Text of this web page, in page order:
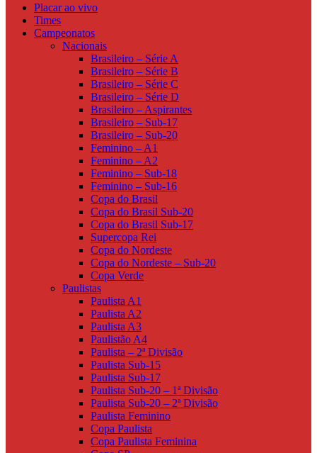
Placar ao vivo
Times
Campeonatos
Nacionais
Brasileiro – Série A
Brasileiro – Série B
Brasileiro – Série C
Brasileiro – Série D
Brasileiro – Aspirantes
Brasileiro – Sub-17
Brasileiro – Sub-20
Feminino – A1
Feminino – A2
Feminino – Sub-18
Feminino – Sub-16
Copa do Brasil
Copa do Brasil Sub-20
Copa do Brasil Sub-17
Supercopa Rei
Copa do Nordeste
Copa do Nordeste – Sub-20
Copa Verde
Paulistas
Paulista A1
Paulista A2
Paulista A3
Paulistão A4
Paulista – 2ª Divisão
Paulista Sub-15
Paulista Sub-17
Paulista Sub-20 – 1ª Divisão
Paulista Sub-20 – 2ª Divisão
Paulista Feminino
Copa Paulista
Copa Paulista Feminina